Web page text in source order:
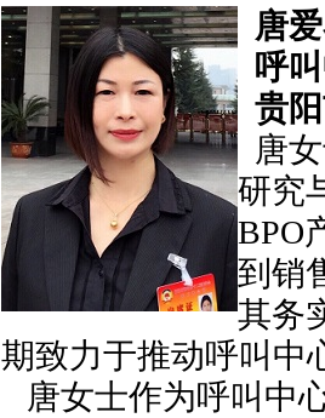
唐
呼
贵
唐
研究
BPO
到销
其务
期致力于推动呼叫中
唐女士作为呼叫中